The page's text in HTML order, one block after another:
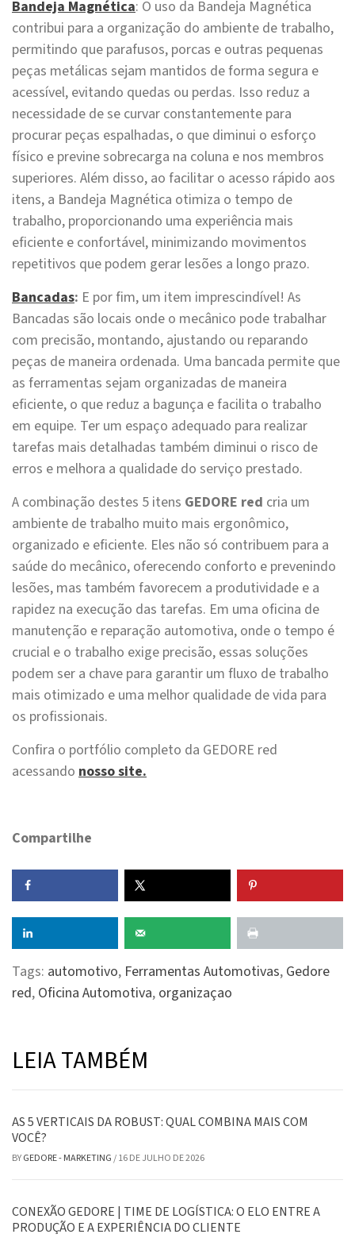
Bandeja Magnética: O uso da Bandeja Magnética
contribui para a organização do ambiente de trabalho,
permitindo que parafusos, porcas e outras pequenas
peças metálicas sejam mantidos de forma segura e
acessível, evitando quedas ou perdas. Isso reduz a
necessidade de se curvar constantemente para
procurar peças espalhadas, o que diminui o esforço
físico e previne sobrecarga na coluna e nos membros
superiores. Além disso, ao facilitar o acesso rápido aos
itens, a Bandeja Magnética otimiza o tempo de
trabalho, proporcionando uma experiência mais
eficiente e confortável, minimizando movimentos
repetitivos que podem gerar lesões a longo prazo.
Bancadas: E por fim, um item imprescindível! As
Bancadas são locais onde o mecânico pode trabalhar
com precisão, montando, ajustando ou reparando
peças de maneira ordenada. Uma bancada permite que
as ferramentas sejam organizadas de maneira
eficiente, o que reduz a bagunça e facilita o trabalho
em equipe. Ter um espaço adequado para realizar
tarefas mais detalhadas também diminui o risco de
erros e melhora a qualidade do serviço prestado.
A combinação destes 5 itens GEDORE red cria um
ambiente de trabalho muito mais ergonômico,
organizado e eficiente. Eles não só contribuem para a
saúde do mecânico, oferecendo conforto e prevenindo
lesões, mas também favorecem a produtividade e a
rapidez na execução das tarefas. Em uma oficina de
manutenção e reparação automotiva, onde o tempo é
crucial e o trabalho exige precisão, essas soluções
podem ser a chave para garantir um fluxo de trabalho
mais otimizado e uma melhor qualidade de vida para
os profissionais.
Confira o portfólio completo da GEDORE red
acessando nosso site.
Compartilhe
Tags: automotivo, Ferramentas Automotivas, Gedore
red, Oficina Automotiva, organizaçao
LEIA TAMBÉM
AS 5 VERTICAIS DA ROBUST: QUAL COMBINA MAIS COM
VOCÊ?
BYGEDORE - MARKETING/16 DE JULHO DE 2026
CONEXÃO GEDORE | TIME DE LOGÍSTICA: O ELO ENTRE A
PRODUÇÃO E A EXPERIÊNCIA DO CLIENTE